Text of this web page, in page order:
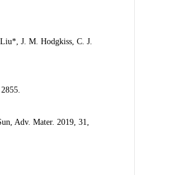
J. M. Hodgkiss, C. J.
Adv. Mater. 2019, 31,